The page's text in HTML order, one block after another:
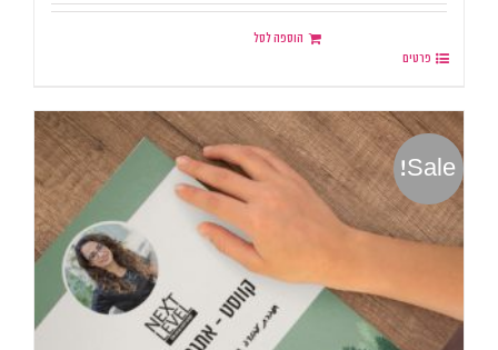
מתוך 5
הוספה לסל
פרטים
Sale!